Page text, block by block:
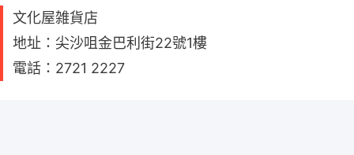
文化屋雑貨店
地址：尖沙咀金巴利街22號1樓
電話：2721 2227